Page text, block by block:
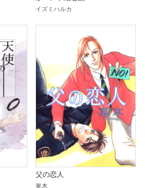
イズミハルカ
父の恋人
東木